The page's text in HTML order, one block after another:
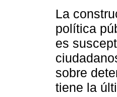
La
política
es
sobre
tiene la